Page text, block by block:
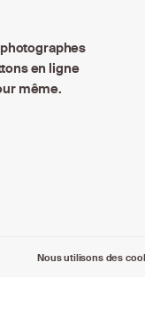
en ligne
même.
Nous utilisons des